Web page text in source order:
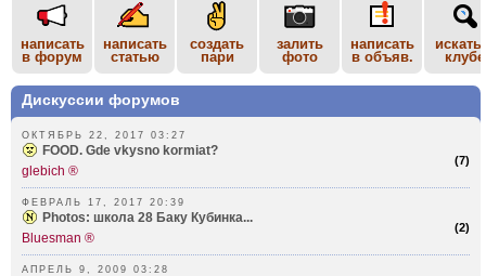
написать
в форум
написать
статью
создать
пари
залить
фото
написать
в объяв.
искать
клубе
Дискуссии форумов
ОКТЯБРЬ 22, 2017 03:27
(7)
FOOD. Gde vkysno kormiat?
glebich ®
ФЕВРАЛЬ 17, 2017 20:39
(2)
Photos: школа 28 Баку Кубинка...
Bluesman ®
АПРЕЛЬ 9, 2009 03:28